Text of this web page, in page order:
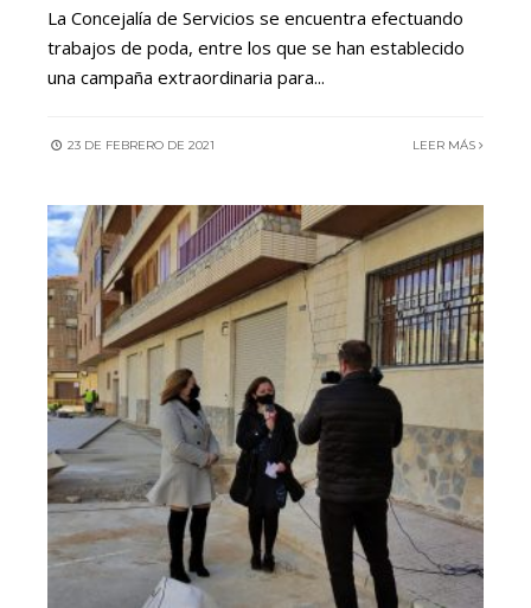
La Concejalía de Servicios se encuentra efectuando
trabajos de poda, entre los que se han establecido
una campaña extraordinaria para...
23 DE FEBRERO DE 2021 LEER MÁS